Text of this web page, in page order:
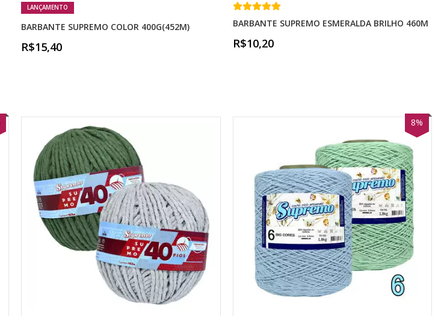
LANÇAMENTO
BARBANTE SUPREMO COLOR 400G(452M)
R$15,40
BARBANTE SUPREMO ESMERALDA BRILHO 460M
R$10,20
8%